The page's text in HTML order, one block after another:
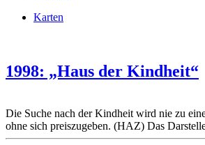
Karten
1998: „Haus der Kindheit“
Die Suche nach der Kindheit wird nie zu
ohne sich preiszugeben. (HAZ) Das